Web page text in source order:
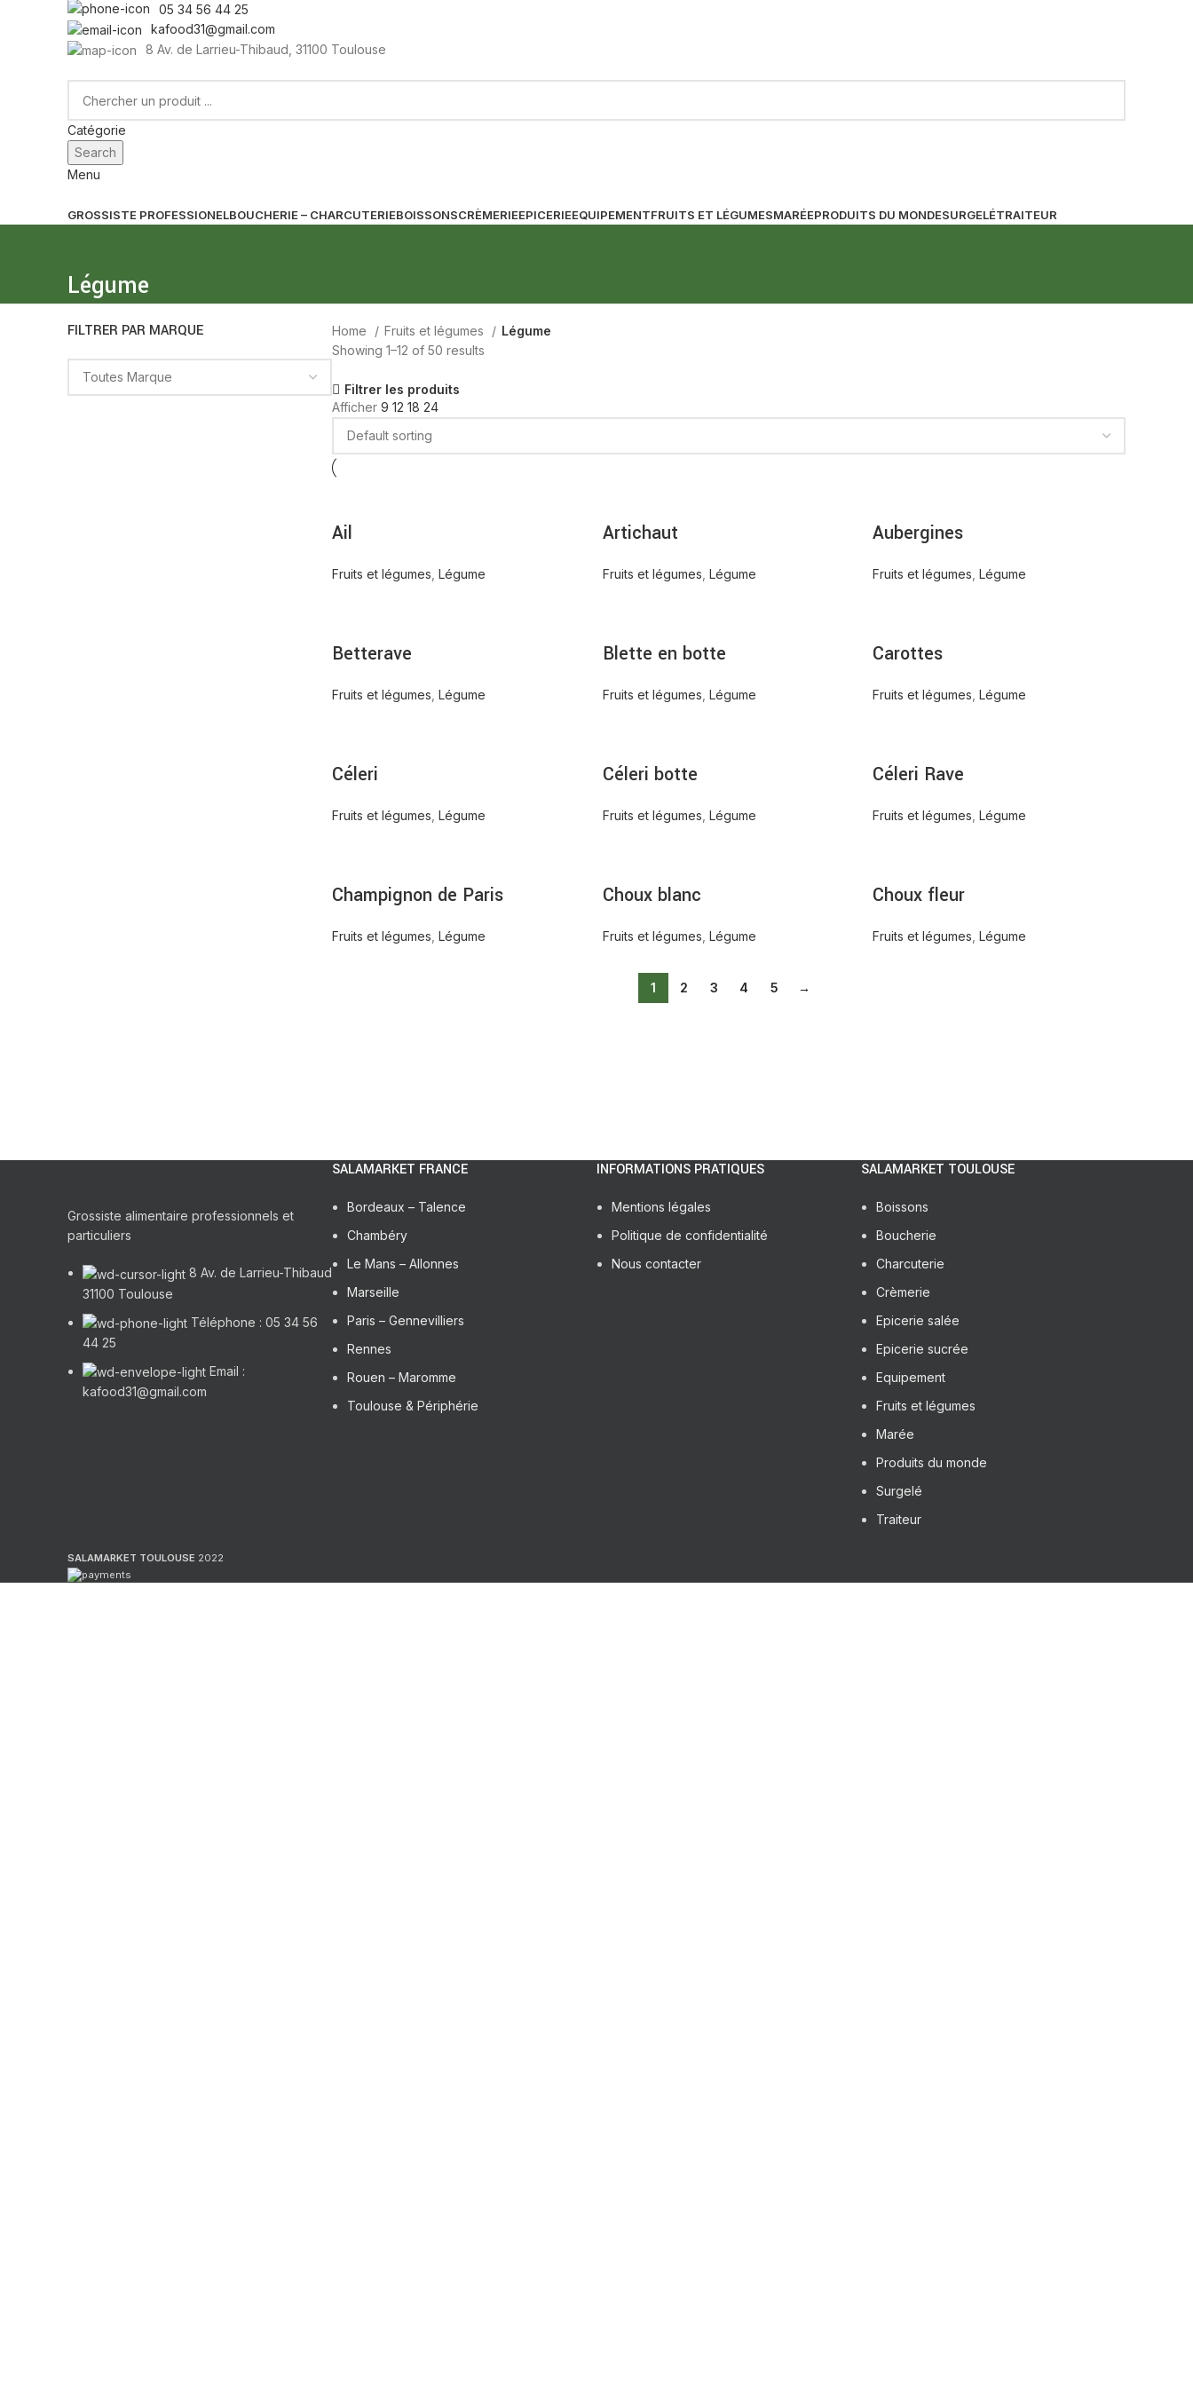
05 34 56 44 25
kafood31@gmail.com
8 Av. de Larrieu-Thibaud, 31100 Toulouse
Catégorie
Search
Menu
GROSSISTE PROFESSIONELBOUCHERIE – CHARCUTERIEBOISSONSCRÈMERIEEPICERIEEQUIPEMENTFRUITS ET LÉGUMESMARÉEPRODUITS DU MONDESURGELÉTRAITEUR
Légume
FILTRER PAR MARQUE Home Fruits et légumes
Légume
Showing 1–12 of 50 results
Filtrer les produits
Afficher 9 12 18 24
Ail
Fruits et légumes Légume
Artichaut
Fruits et légumes Légume
Aubergines
Fruits et légumes ,Légume
Betterave
Fruits et légumes Légume
Blette en botte
Fruits et légumes Légume
Carottes
Fruits et légumes ,Légume
Céleri
Fruits et légumes Légume
Céleri botte
Fruits et légumes Légume
Céleri Rave
Fruits et légumes ,Légume
Champignon de Paris
Fruits et légumes Légume
Choux blanc
Fruits et légumes Légume
Choux fleur
Fruits et légumes ,Légume
1 2 3 4 5 →
Grossiste alimentaire professionnels et
particuliers
8 Av. de Larrieu-Thibaud
31100 Toulouse
Téléphone : 05 34 56
44 25
Email :
kafood31@gmail.com
SALAMARKET FRANCE
Bordeaux – Talence
Chambéry
Le Mans – Allonnes
Marseille
Paris – Gennevilliers
Rennes
Rouen – Maromme
Toulouse & Périphérie
INFORMATIONS PRATIQUES
Mentions légales
Politique de confidentialité
Nous contacter
SALAMARKET TOULOUSE
Boissons
Boucherie
Charcuterie
Crèmerie
Epicerie salée
Epicerie sucrée
Equipement
Fruits et légumes
Marée
Produits du monde
Surgelé
Traiteur
SALAMARKET TOULOUSE 2022